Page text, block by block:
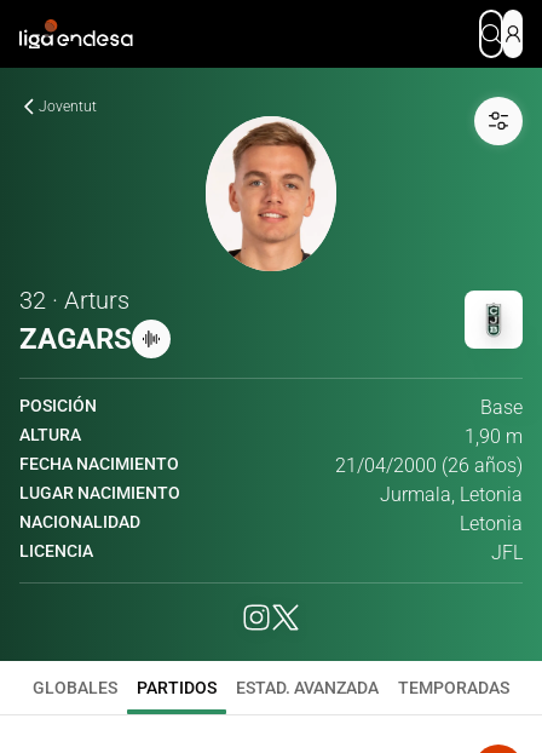
Joventut
32 · Arturs
ZAGARS
POSICIÓN Base
ALTURA 1,90 m
FECHA NACIMIENTO 21/04/2000 (26 años)
LUGAR NACIMIENTO Jurmala, Letonia
NACIONALIDAD Letonia
LICENCIA JFL
GLOBALES PARTIDOS ESTAD. AVANZADA TEMPORADAS